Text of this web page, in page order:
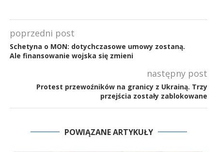
poprzedni post
Schetyna o MON: dotychczasowe umowy zostaną.
Ale finansowanie wojska się zmieni
następny post
Protest przewoźników na granicy z Ukrainą. Trzy
przejścia zostały zablokowane
POWIĄZANE ARTYKUŁY